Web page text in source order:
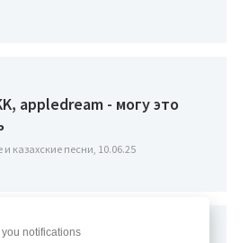
appledream - могу это
и казахские песни, 10.06.25
notifications